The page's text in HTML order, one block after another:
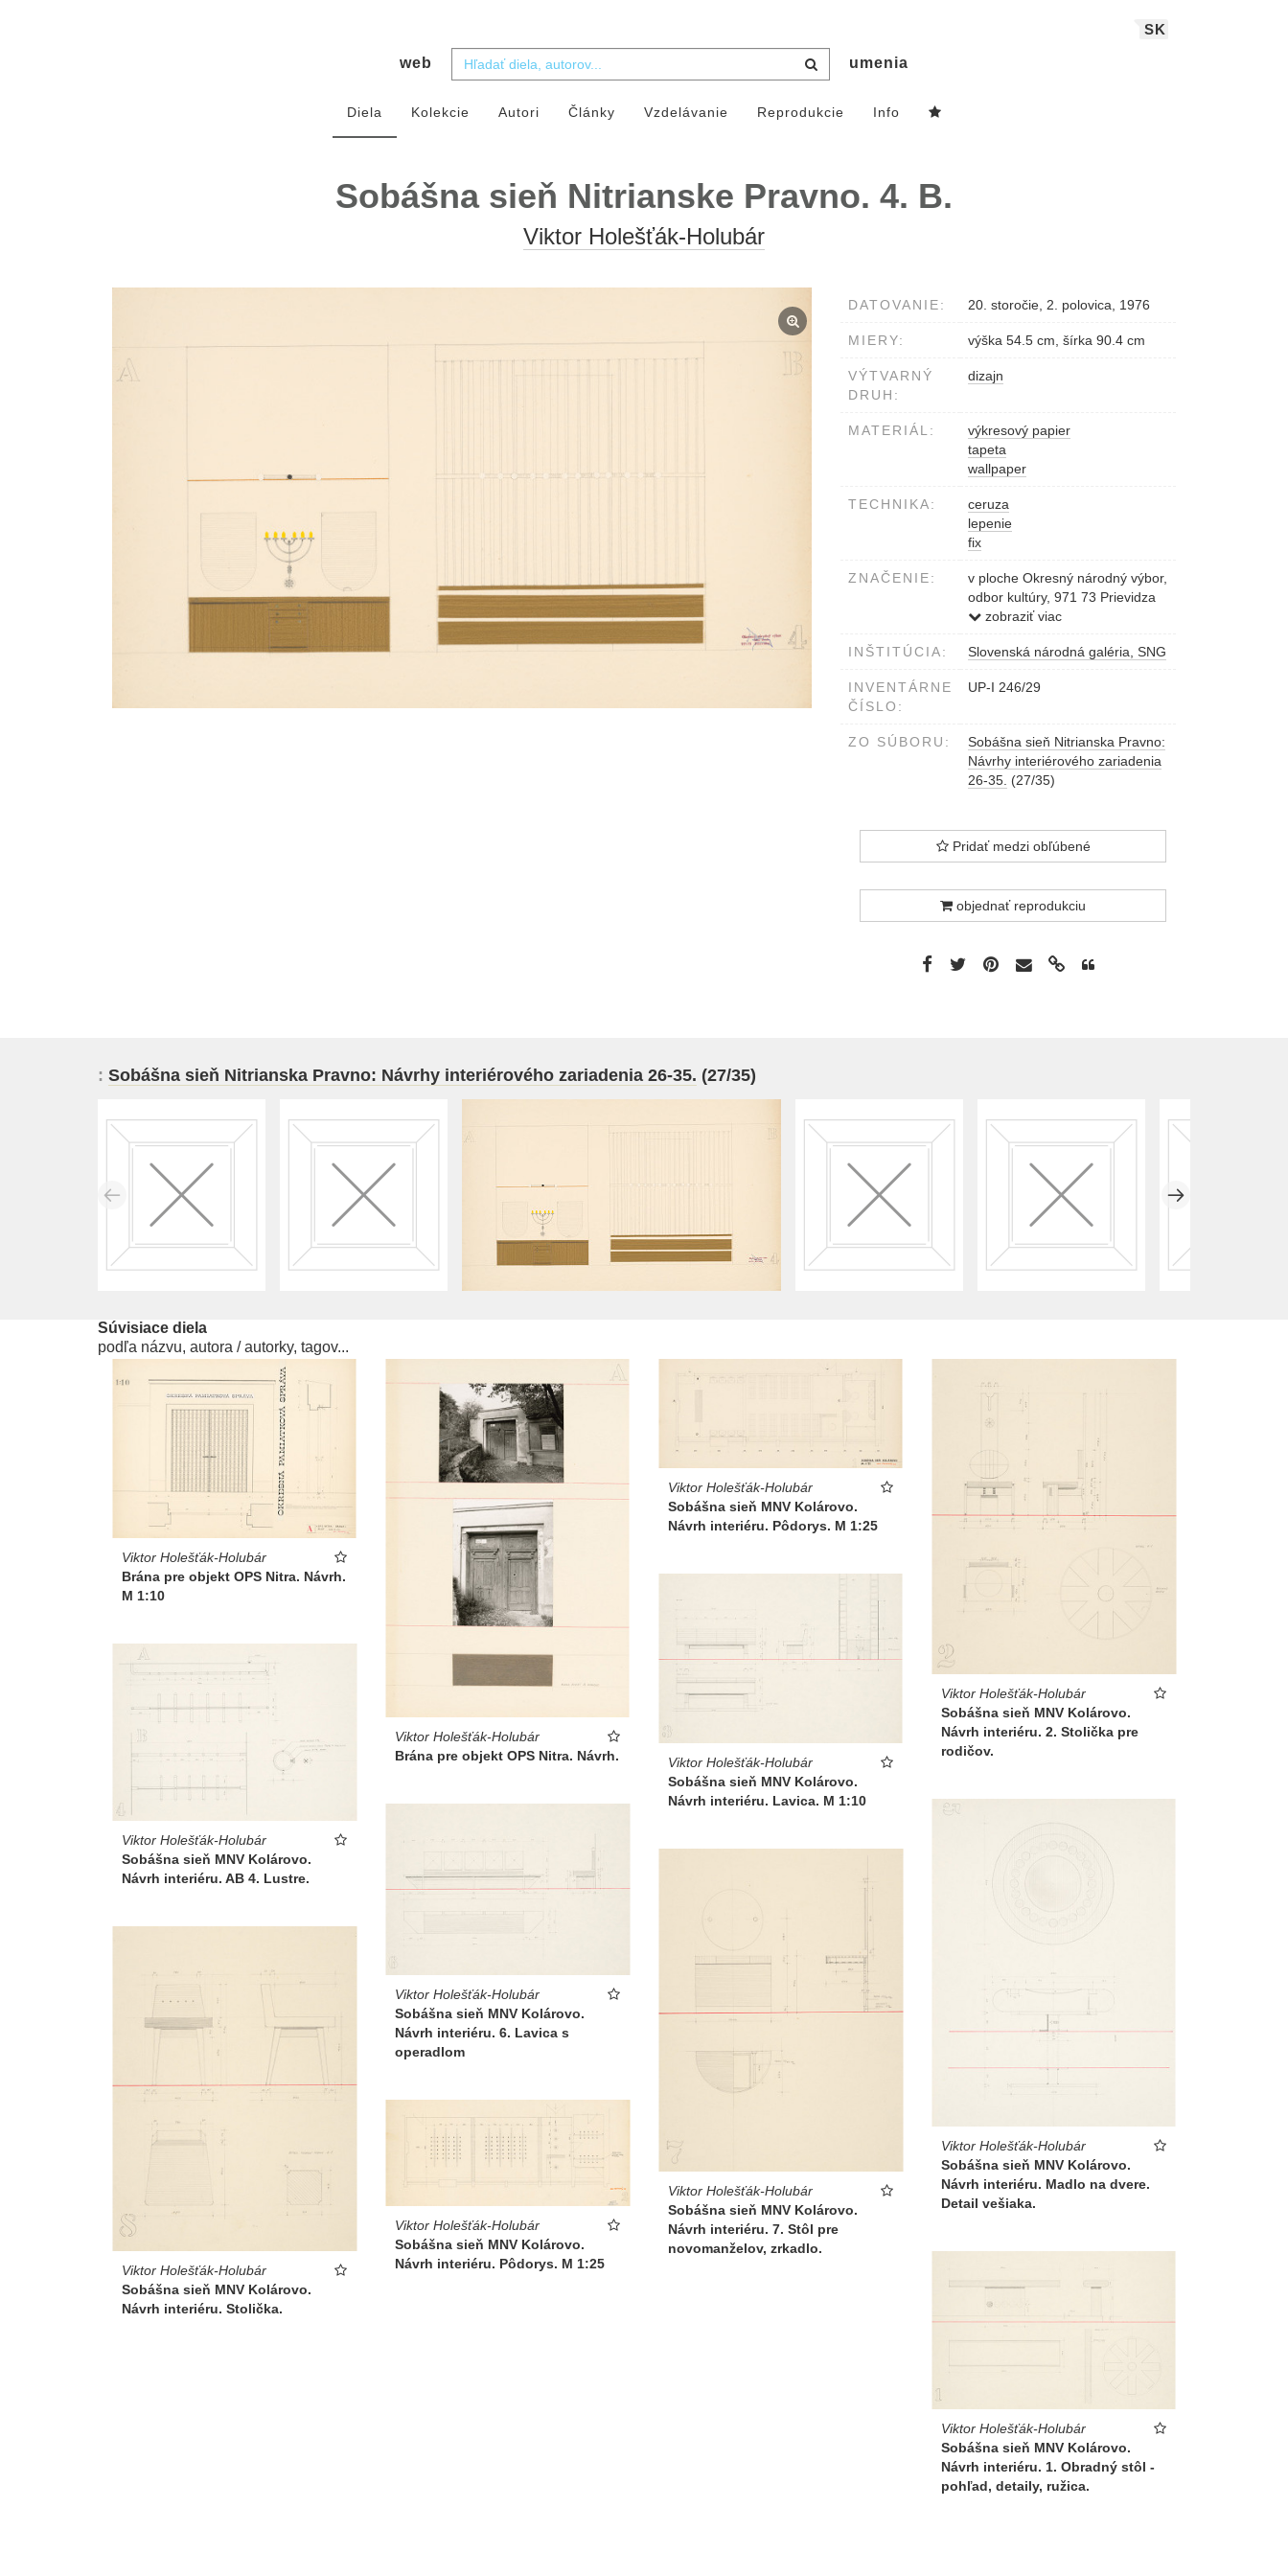
SK
web umenia
Diela Kolekcie Autori Články Vzdelávanie Reprodukcie Info
Sobášna sieň Nitrianske Pravno. 4. B.
Viktor Holešťák-Holubár
DATOVANIE: 20. storočie, 2. polovica, 1976
MIERY: výška 54.5 cm, šírka 90.4 cm
VÝTVARNÝ
DRUH:
dizajn
MATERIÁL:
výkresový papier
tapeta
wallpaper
TECHNIKA:
ceruza
lepenie
fix
ZNAČENIE:
v ploche Okresný národný výbor,
odbor kultúry, 971 73 Prievidza
cez razítko neidentifikovateľný
zobraziť viac
INŠTITÚCIA: Slovenská národná galéria, SNG
INVENTÁRNE
ČÍSLO:
UP-I 246/29
ZO SÚBORU:
Sobášna sieň Nitrianska Pravno:
Návrhy interiérového zariadenia
26-35. (27/35)
Pridať medzi obľúbené
objednať reprodukciu
: Sobášna sieň Nitrianska Pravno: Návrhy interiérového zariadenia 26-35. (27/35)
Súvisiace diela
podľa názvu, autora / autorky, tagov...
Viktor Holešťák-Holubár
Brána pre objekt OPS Nitra. Návrh.
M 1:10
Viktor Holešťák-Holubár
Brána pre objekt OPS Nitra. Návrh.
Viktor Holešťák-Holubár
Sobášna sieň MNV Kolárovo.
Návrh interiéru. Pôdorys. M 1:25
Viktor Holešťák-Holubár
Sobášna sieň MNV Kolárovo.
Návrh interiéru. 2. Stolička pre
rodičov.
Viktor Holešťák-Holubár
Sobášna sieň MNV Kolárovo.
Návrh interiéru. Lavica. M 1:10
Viktor Holešťák-Holubár
Sobášna sieň MNV Kolárovo.
Návrh interiéru. AB 4. Lustre.
Viktor Holešťák-Holubár
Sobášna sieň MNV Kolárovo.
Návrh interiéru. Madlo na dvere.
Detail vešiaka.
Viktor Holešťák-Holubár
Sobášna sieň MNV Kolárovo.
Návrh interiéru. 6. Lavica s
operadlom
Viktor Holešťák-Holubár
Sobášna sieň MNV Kolárovo.
Návrh interiéru. 7. Stôl pre
novomanželov, zrkadlo.
Viktor Holešťák-Holubár
Sobášna sieň MNV Kolárovo.
Návrh interiéru. Stolička.
Viktor Holešťák-Holubár
Sobášna sieň MNV Kolárovo.
Návrh interiéru. Pôdorys. M 1:25
Viktor Holešťák-Holubár
Sobášna sieň MNV Kolárovo.
Návrh interiéru. 1. Obradný stôl -
pohľad, detaily, ružica.